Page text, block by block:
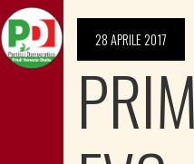
28 APRILE 2017